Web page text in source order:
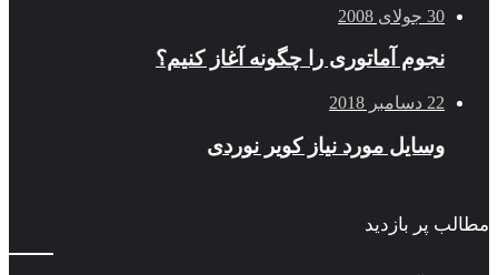
نجوم آماتوری را چگونه آغاز کنیم؟
وسایل مورد نیاز کویر نوردی
پر بازدید